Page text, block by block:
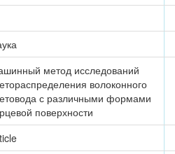
метод исследований
волоконного
с различными формами
поверхности